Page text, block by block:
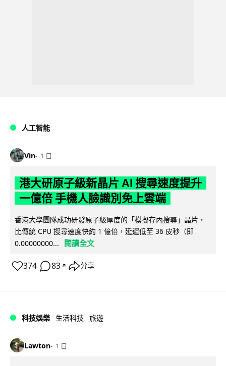
人工智能
Vin 1 日
港大研原子級新晶片 AI 搜尋速度提升
一億倍 手機人臉識別免上雲端
香港大學團隊成功研發原子級厚度的「模擬存內搜尋」晶片，
比傳統 CPU 搜尋速度快約 1 億倍，延遲低至 36 皮秒（即
0.00000000...
閱讀全文
374 83 ↗ 分享
科技娛樂 生活科技 旅遊
Lawton 1 日